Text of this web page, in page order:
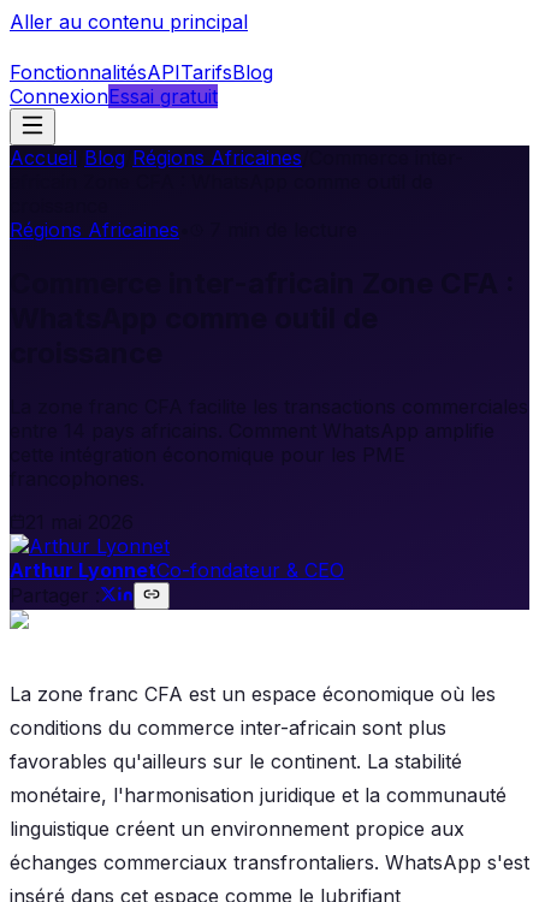
Aller au contenu principal
FonctionnalitésAPITarifsBlog
ConnexionEssai gratuit
Accueil Blog Régions Africaines
Régions Africaines
La zone franc CFA facilite les transactions commerciales
entre 14 pays africains. Comment WhatsApp amplifie
cette intégration économique pour les PME
Arthur LyonnetCo-fondateur & CEO
Partager :
La zone franc CFA est un espace économique où les
conditions du commerce inter-africain sont plus
favorables qu'ailleurs sur le continent. La stabilité
monétaire, l'harmonisation juridique et la communauté
linguistique créent un environnement propice aux
échanges commerciaux transfrontaliers. WhatsApp s'est
inséré dans cet espace comme le lubrifiant